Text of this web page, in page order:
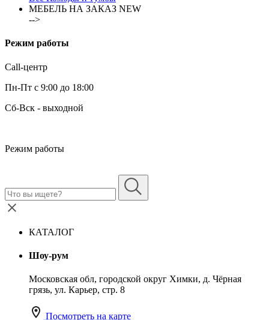
МЕБЕЛЬ НА ЗАКАЗ NEW
-->
Режим работы
Call-центр
Пн-Пт с 9:00 до 18:00
Сб-Вск - выходной
Режим работы
КАТАЛОГ
Шоу-рум
Московская обл, городской округ Химки, д. Чёрная
грязь, ул. Карьер, стр. 8
Посмотреть на карте